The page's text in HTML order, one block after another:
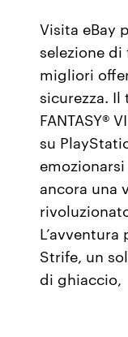
Visita eBay
selezione
migliori
sicurezza. Il
FANTASY®
su
ancora una
Strife, un
di ghiaccio,